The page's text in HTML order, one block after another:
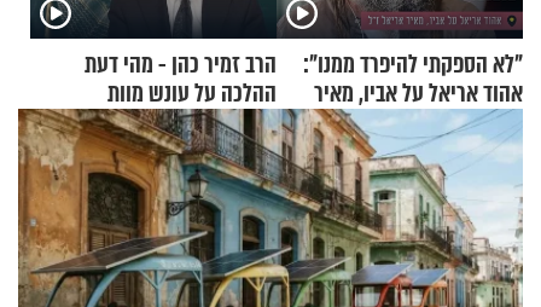
"לא הספקתי להיפרד ממנו":
אהוד אריאל על אביו, מאיר
אריאל ז"ל
הרב זמיר כהן - מהי דעת
ההלכה על עונש מוות
למחבלים?